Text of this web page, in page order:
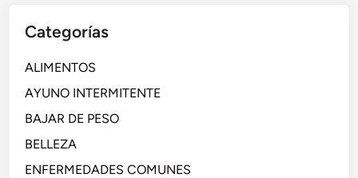
Categorías
ALIMENTOS
AYUNO INTERMITENTE
BAJAR DE PESO
BELLEZA
ENFERMEDADES COMUNES